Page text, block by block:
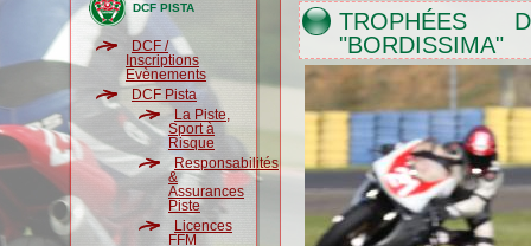
DCF PISTA
DCF /
Inscriptions
Évènements
DCF Pista
La Piste,
Sport à
Risque
Responsabilités
&
Assurances
Piste
Licences
FFM
"BORDISSIMA"